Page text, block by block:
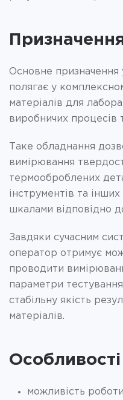
Основне призначення
полягає у
матеріалів для
виробничих процесів
Таке обладнання
вимірювання
термооброблених
інструментів та
шкалами відповідно
Завдяки сучасним
оператор отримує
проводити
параметри
стабільну якість
матеріалів.
можливість